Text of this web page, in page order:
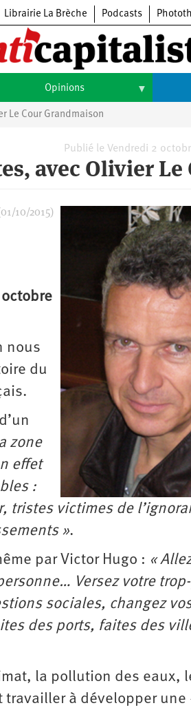
Librairie La Brèche Podcasts
Opinions
Opinions
Arts
Le Cour Grandmaison
Publié le Vendredi 2
avec Olivier Le
10/2015)
nous
du
zone
effet
:
tristes victimes de
».
par Victor Hugo : «
Versez votre
sociales, changez
des ports, faites des
la pollution des eaux,
à développer une